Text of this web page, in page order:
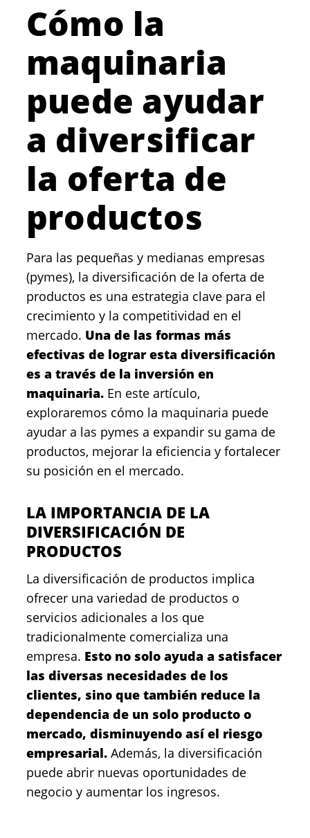
Cómo la
maquinaria
puede ayudar
a diversificar
la oferta de
productos
Para las pequeñas y medianas empresas
(pymes), la diversificación de la oferta de
productos es una estrategia clave para el
crecimiento y la competitividad en el
mercado. Una de las formas más
efectivas de lograr esta diversificación
es a través de la inversión en
maquinaria. En este artículo,
exploraremos cómo la maquinaria puede
ayudar a las pymes a expandir su gama de
productos, mejorar la eficiencia y fortalecer
su posición en el mercado.
LA IMPORTANCIA DE LA
DIVERSIFICACIÓN DE
PRODUCTOS
La diversificación de productos implica
ofrecer una variedad de productos o
servicios adicionales a los que
tradicionalmente comercializa una
empresa. Esto no solo ayuda a satisfacer
las diversas necesidades de los
clientes, sino que también reduce la
dependencia de un solo producto o
mercado, disminuyendo así el riesgo
empresarial. Además, la diversificación
puede abrir nuevas oportunidades de
negocio y aumentar los ingresos.